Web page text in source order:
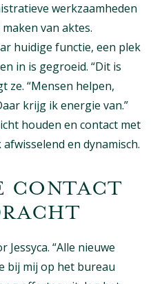
werkzaamheden
van aktes.
huidige functie, een plek
in is gegroeid. “Dit is
ze. “Mensen helpen,
krijg ik energie van.”
houden en contact met
en dynamisch.
CONTACT
Jessyca. “Alle nieuwe
bij mij op het bureau